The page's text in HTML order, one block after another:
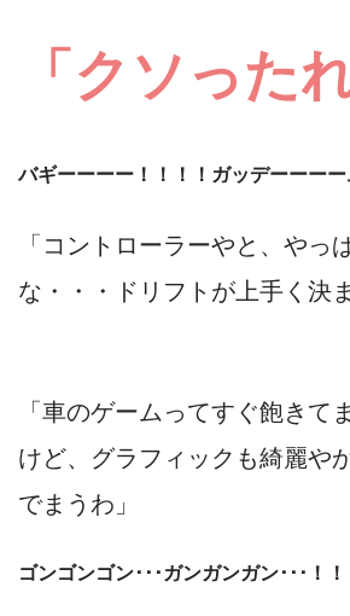
「 クソった
バギーーーー！！！！ガッデーーーー
「コントローラーやと、やっ
な・・・ドリフトが上手く決
「車のゲームってすぐ飽きて
けど、グラフィックも綺麗や
でまうわ」
ゴンゴンゴン･･･ガンガンガン･･･！！